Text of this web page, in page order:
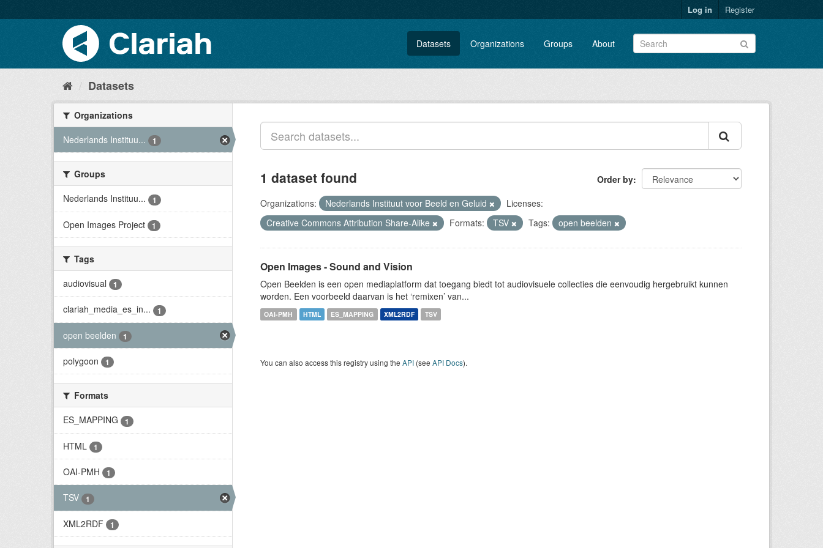
Log in Register
Datasets Organizations Groups About
Datasets
Organizations
Nederlands Instituu...
1
Groups
Nederlands Instituu...
1
Open Images Project 1
Tags
audiovisual
1
clariah_media_es_in... 1
open beelden 1
polygoon 1
Formats
ES_MAPPING
1
HTML 1
OAI-PMH 1
TSV 1
XML2RDF 1
Order by
1 dataset found
Organizations: Nederlands Instituut voor Beeld en Geluid
Licenses:
Creative Commons Attribution Share-Alike
Formats: TSV Tags: open beelden
Open Images - Sound and Vision
Open Beelden is een open mediaplatform dat toegang biedt tot audiovisuele collecties die eenvoudig hergebruikt kunnen
worden. Een voorbeeld daarvan is het ‘remixen’ van...
OAI-PMH HTML ES_MAPPING XML2RDF TSV
You can also access this registry using the API (see API Docs).